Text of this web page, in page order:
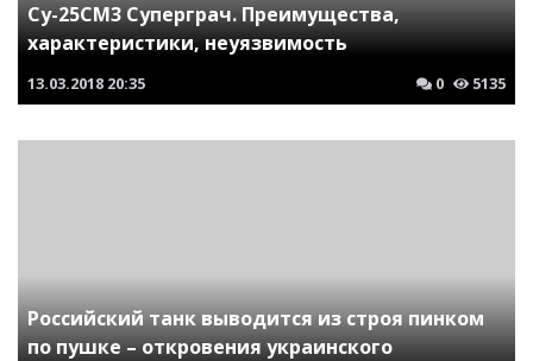
Су-25СМ3 Суперграч. Преимущества,
характеристики, неуязвимость
13.03.2018 20:35 0 5135
Российский танк выводится из строя пинком
по пушке – откровения украинского